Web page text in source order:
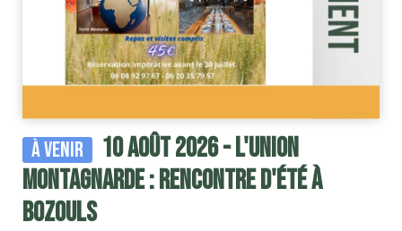
À venir
10 août 2026 - l'Union
Montagnarde : rencontre d'été à
Bozouls